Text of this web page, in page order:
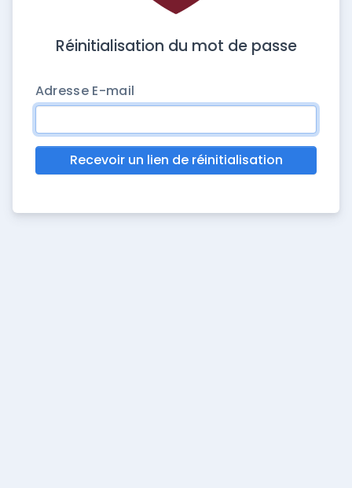
Réinitialisation du mot de passe
Adresse E-mail
Recevoir un lien de réinitialisation